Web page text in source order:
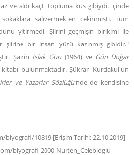
ve aldı kaçtı topluma küs gibiydi. İçinde
salıvermekten çekinmişti. Tüm
yitirmedi. Şiirini geçmişin birikimi ile
şiirine bir insan yüzü kazınmış gibidir."
Şairin Islak Gün (1964) ve Gün Doğar
bulunmaktadır. Şükran Kurdakul'un
ve Yazarlar Sözlüğü'nde de kendisine
10819 [Erişim Tarihi: 22.10.2019]
biyografi-2000-Nurten_Celebioglu